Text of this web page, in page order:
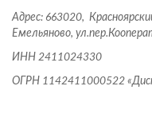
Адрес: 663020,
Емельяново,
ИНН 2411024330
ОГРН 1142411000522